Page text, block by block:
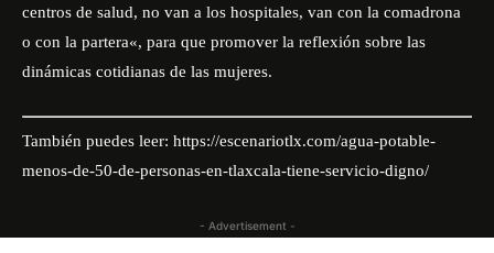
centros de salud, no van a los hospitales, van con la comadrona
o con la partera«, para que promover la reflexión sobre las
dinámicas cotidianas de las mujeres.
También puedes leer: https://escenariotlx.com/agua-potable-
menos-de-50-de-personas-en-tlaxcala-tiene-servicio-digno/
- Advertisement -